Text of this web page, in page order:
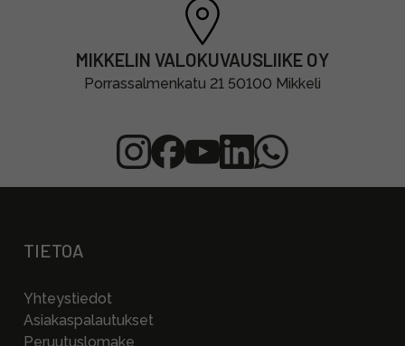
MIKKELIN VALOKUVAUSLIIKE OY
Porrassalmenkatu 21 50100 Mikkeli
TIETOA
Yhteystiedot
Asiakaspalautukset
Peruutuslomake